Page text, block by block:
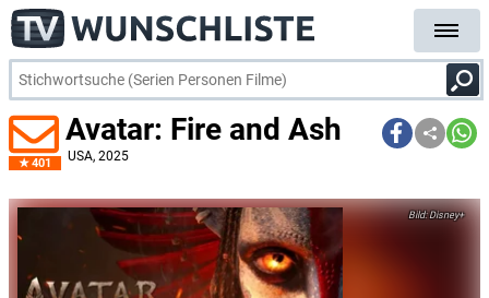
401
Avatar: Fire and Ash
USA, 2025
Disney+